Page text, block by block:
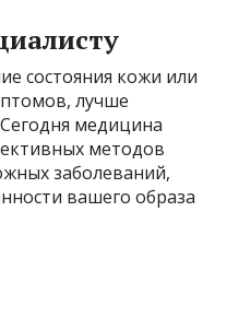
состояния кожи или
лучше
медицина
методов
заболеваний,
вашего образа